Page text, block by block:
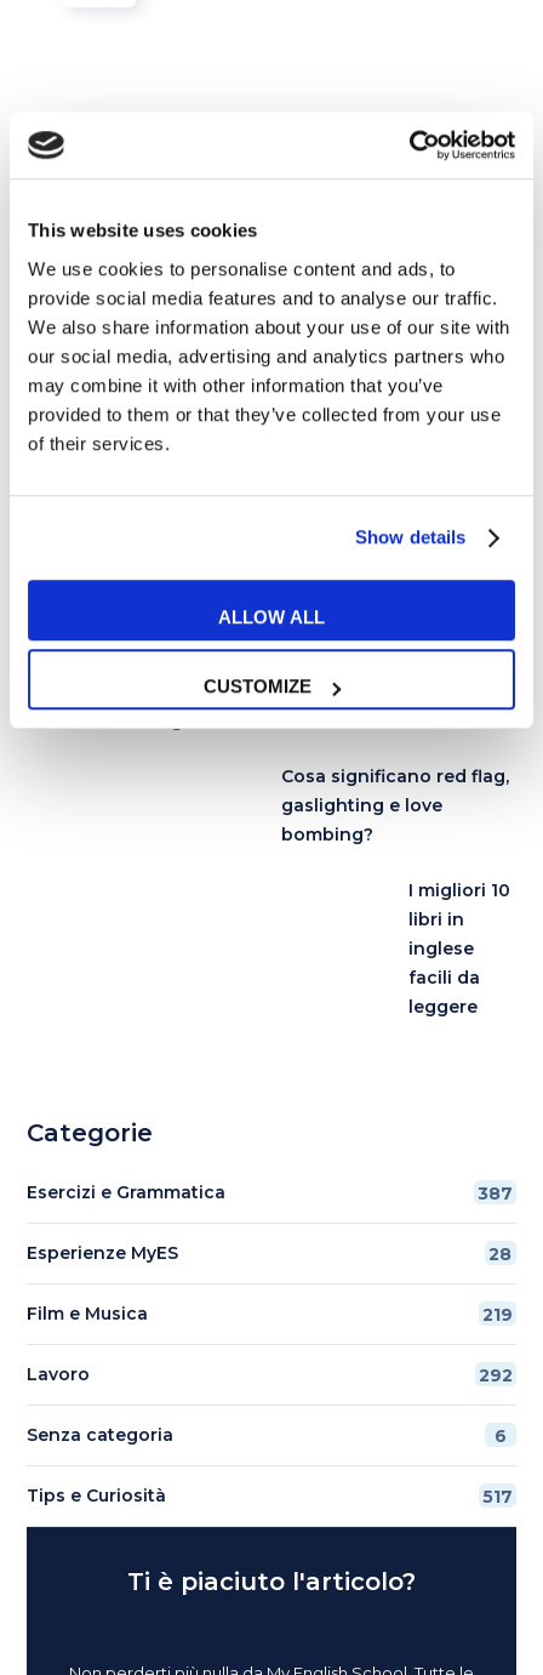
This website uses cookies
We use cookies to personalise content and ads, to
provide social media features and to analyse our traffic.
We also share information about your use of our site with
our social media, advertising and analytics partners who
may combine it with other information that you’ve
provided to them or that they’ve collected from your use
of their services.
Show details
ALLOW ALL
CUSTOMIZE
Lavoro
9 offerte di lavoro all’estero
READ MORE
Come imparare le parti del corpo in
Cosa significano red flag,
gaslighting e love
bombing?
I migliori 10
libri in
inglese
facili da
leggere
Categorie
Esercizi e Grammatica 387
Esperienze MyES 28
Film e Musica 219
Lavoro 292
Senza categoria 6
Tips e Curiosità 517
Ti è piaciuto l'articolo?